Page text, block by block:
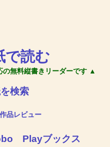
で読む
無料縦書きリーダーです ▲
検索
作品レビュー
Playブックス